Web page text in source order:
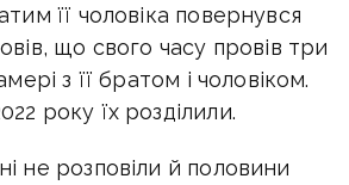
її чоловіка повернувся
що свого часу провів три
з її братом і чоловіком.
року їх розділили.
не розповіли й половини